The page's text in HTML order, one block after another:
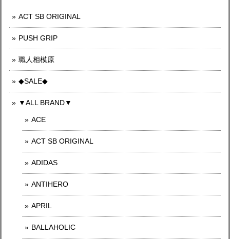
ACT SB ORIGINAL
PUSH GRIP
職人相模原
◆SALE◆
▼ALL BRAND▼
ACE
ACT SB ORIGINAL
ADIDAS
ANTIHERO
APRIL
BALLAHOLIC